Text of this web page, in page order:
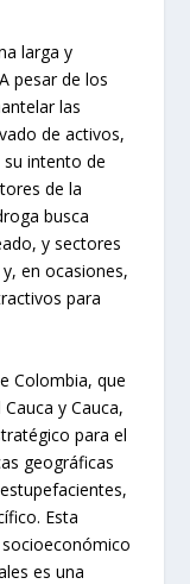
larga y
pesar de los
las
de activos,
su intento de
de la
busca
y sectores
en ocasiones,
para
Colombia, que
y Cauca,
para el
geográficas
Esta
es una